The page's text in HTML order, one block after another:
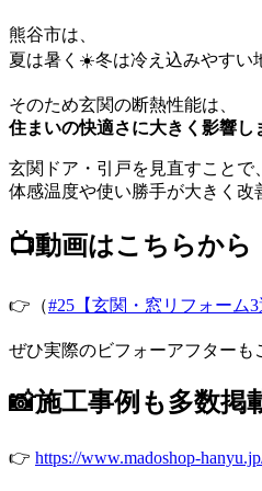
熊谷市は、
夏は暑く☀️冬は冷え込みやすい
そのため玄関の断熱性能は、
住まいの快適さに大きく影響し
玄関ドア・引戸を見直すことで、
体感温度や使い勝手が大きく改
📺動画はこちらから
👉（#25【玄関・窓リフォーム
ぜひ実際のビフォーアフターも
📸施工事例も多数掲
👉 https://www.madoshop-